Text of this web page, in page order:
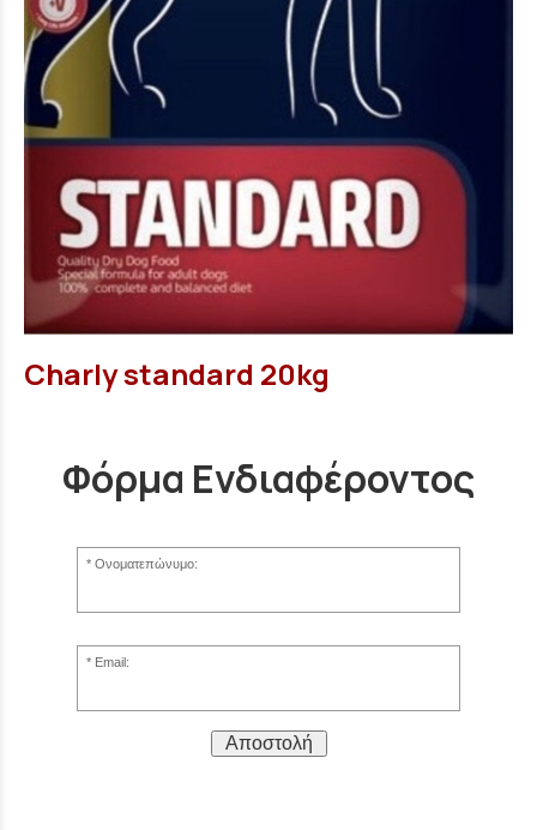
Charly standard 20kg
Φόρμα Ενδιαφέροντος
Ονοματεπώνυμο:
Email:
Αποστολή